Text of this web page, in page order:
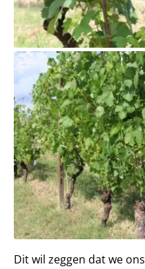
Dit wil zeggen dat we